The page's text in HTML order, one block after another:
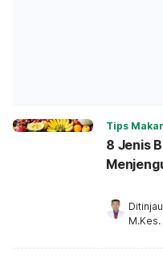
Tips
8 Jenis
M.Kes.